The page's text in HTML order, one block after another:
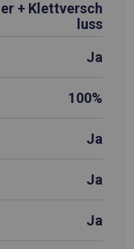
+ Klettversch
luss
Ja
100%
Ja
Ja
Ja